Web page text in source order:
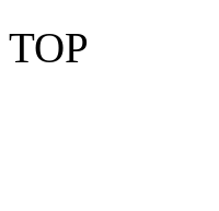
TOP